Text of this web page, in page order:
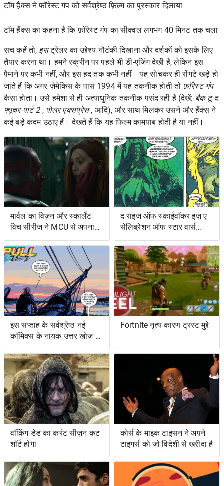
टॉम हैंक्स ने फॉरेस्ट गंप को सर्वश्रेष्ठ फ़िल्म का पुरस्कार दिलाया
टॉम हैंक्स का कहना है कि फ़ॉरेस्ट गंप का सीक्वल लगभग 40 मिनट तक चला
सच कहें तो, इसट्रेलर का उद्देश्य नौटंकी दिखाना और दर्शकों को इसके लिए
तैयार करना था। हमने स्क्रीन पर पहले भी डी-एजिंग देखी है, लेकिन इस
पैमाने पर कभी नहीं, और इस हद तक कभी नहीं। यह सोचकर ही रोंगटे खड़े हो
जाते हैं कि अगर ज़ेमेकिस के पास 1994 में यह तकनीक होती तो फ़ॉरेस्ट गंप
कैसा होता। उसे हमेशा से ही अत्याधुनिक तकनीक पसंद रही है (देखें: बैक टू द
फ्यूचर पार्ट 2, पोलर एक्सप्रेस, आदि), और साथ मिलकर उसने और हैंक्स ने
कई बड़े कदम उठाए हैं। देखते हैं कि यह फिल्म कामयाब होती है या नहीं।
मार्वल का विज़न और स्कार्लेट
विच सीरीज ने MCU से अपना
शोअरनर चुना
द राइज ऑफ स्काईवॉकर इज़ ए
सेलिब्रेशन ऑफ स्टार वार्स
ओल्ड एक्सटेंडेड यूनिवर्स- एंड
इट्स ग्रेटेस्ट रेस्ट्यूडिएशन
इस सप्ताह के सर्वश्रेष्ठ नई
कॉमिक्स के नायक उत्तर खोज रहे
हैं ... और प्रतिशोध समुद्र पर
Fortnite नृत्य कारण ट्रस्ट मुद्दे
वॉकिंग डेड का करंट सीज़न कट
शॉर्ट होगा
कोर्स के माइक टाइसन ने अपने
टाइगर्स को जो विदेशी से खरीदा है